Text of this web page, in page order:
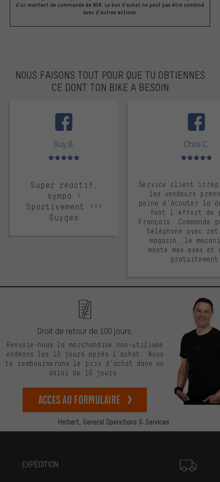
d'un montant de commande de 60€. Le bon d'achat ne peut pas être combiné
avec d'autres actions.
NOUS FAISONS TOUT POUR QUE TU OBTIENNES
CE DONT TON BIKE A BESOIN
Guy B.
Note moyenne : 5 sur 5
Super réactif,
sympa !
Sportivement !!!
Guyges
Chris C.
Note moyenne :
Service client
les vendeurs
peine d'écouter la
font l'effort de
Français. Commande
téléphone avec
magasin, le
monté mes axes et
Herbert, General Operations & Services
Droit de retour de 100 jours.
Renvoie-nous la marchandise non-utilisée
endéans les 10 jours après l’achat. Nous
te rembourserons le prix d’achat dans un
délai de 10 jours.
Accès au formulaire
EXPÉDITION